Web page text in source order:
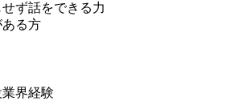
ず話をできる力
る方
界経験